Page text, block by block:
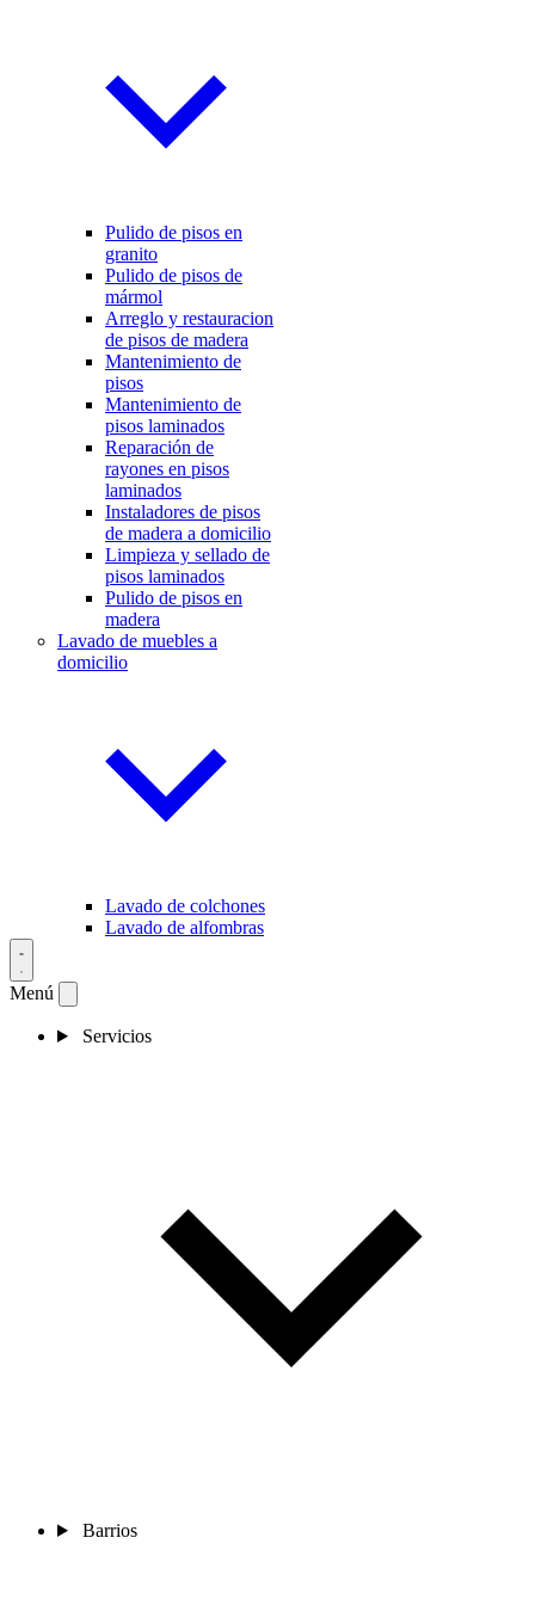
Pulido de pisos en
granito
Pulido de pisos de
mármol
Arreglo y restauracion
de pisos de madera
Mantenimiento de
pisos
Mantenimiento de
pisos laminados
Reparación de
rayones en pisos
laminados
Instaladores de pisos
de madera a domicilio
Limpieza y sellado de
pisos laminados
Pulido de pisos en
madera
Lavado de muebles a
domicilio
Lavado de colchones
Lavado de alfombras
Menú
Servicios
Barrios